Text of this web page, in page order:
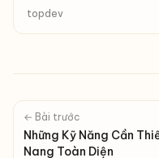
topdev
← Bài trước
Những Kỹ Năng Cần
Nang Toàn Diện